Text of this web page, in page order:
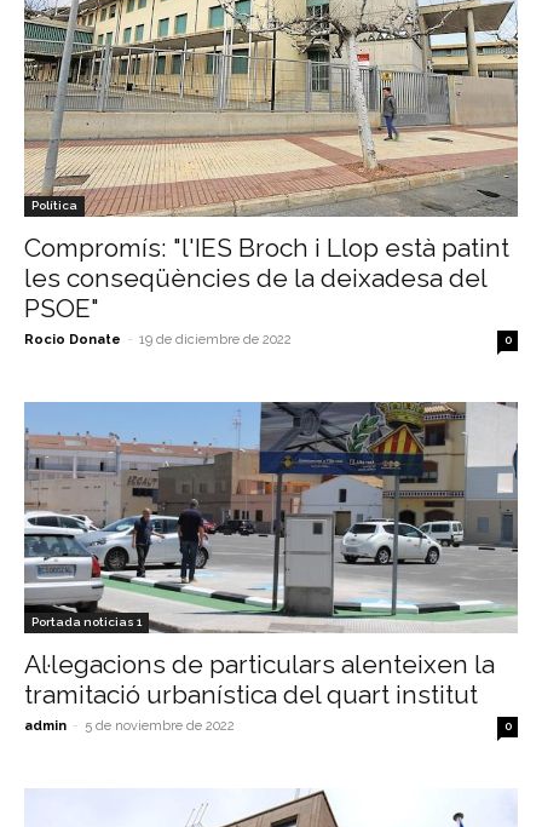
Política
Compromís: "l'IES Broch i Llop està patint
les conseqüències de la deixadesa del
PSOE"
Rocio Donate - 19 de diciembre de 2022 0
Portada noticias 1
Al·legacions de particulars alenteixen la
tramitació urbanística del quart institut
admin - 5 de noviembre de 2022 0